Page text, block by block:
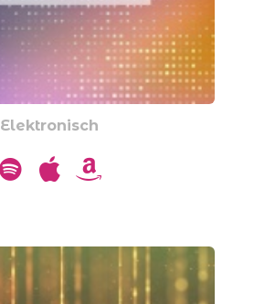
Elektronisch